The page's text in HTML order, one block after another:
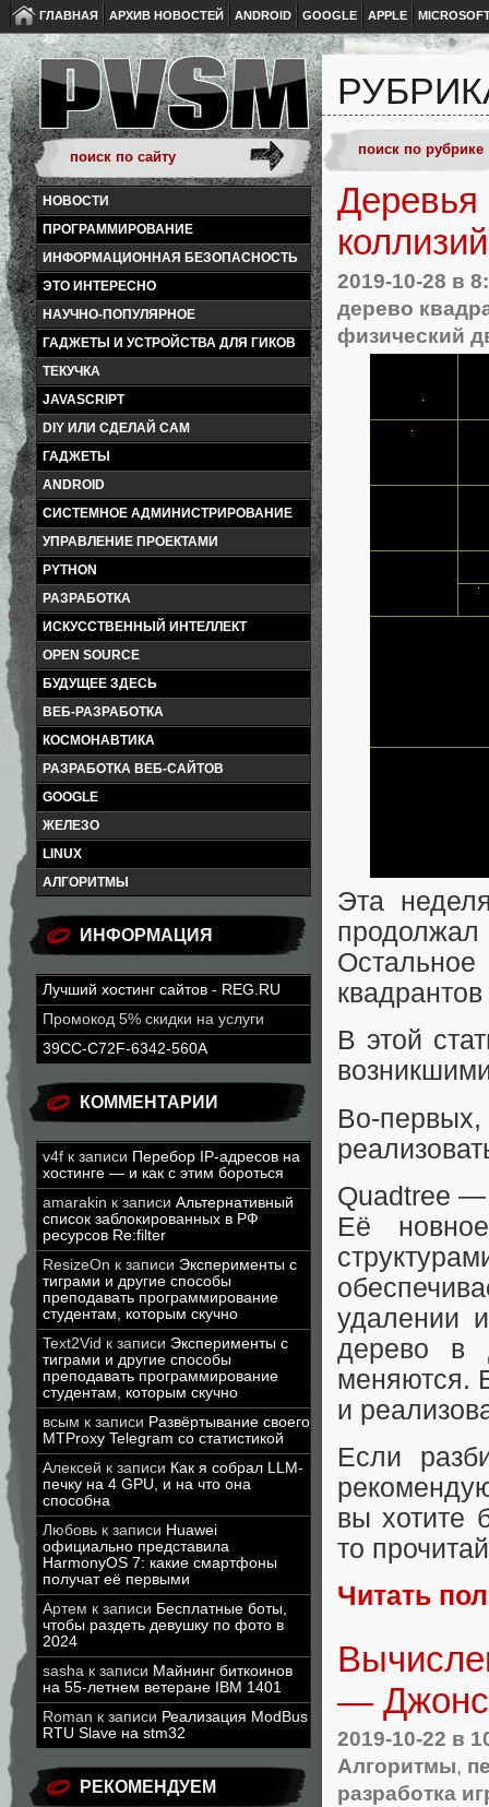
ГЛАВНАЯ АРХИВ НОВОСТЕЙ ANDROID GOOGLE APPLE
НОВОСТИ
ПРОГРАММИРОВАНИЕ
ИНФОРМАЦИОННАЯ БЕЗОПАСНОСТЬ
ЭТО ИНТЕРЕСНО
НАУЧНО-ПОПУЛЯРНОЕ
ГАДЖЕТЫ И УСТРОЙСТВА ДЛЯ ГИКОВ
ТЕКУЧКА
JAVASCRIPT
DIY ИЛИ СДЕЛАЙ САМ
ГАДЖЕТЫ
ANDROID
СИСТЕМНОЕ АДМИНИСТРИРОВАНИЕ
УПРАВЛЕНИЕ ПРОЕКТАМИ
PYTHON
РАЗРАБОТКА
ИСКУССТВЕННЫЙ ИНТЕЛЛЕКТ
OPEN SOURCE
БУДУЩЕЕ ЗДЕСЬ
ВЕБ-РАЗРАБОТКА
КОСМОНАВТИКА
РАЗРАБОТКА ВЕБ-САЙТОВ
GOOGLE
ЖЕЛЕЗО
LINUX
АЛГОРИТМЫ
ИНФОРМАЦИЯ
Лучший хостинг сайтов - REG.RU
Промокод 5% скидки на услуги
39CC-C72F-6342-560A
КОММЕНТАРИИ
v4f к записи Перебор IP-адресов на
хостинге — и как с этим бороться
amarakin к записи Альтернативный
список заблокированных в РФ
ресурсов Re:filter
ResizeOn к записи Эксперименты с
тиграми и другие способы
преподавать программирование
студентам, которым скучно
Text2Vid к записи Эксперименты с
тиграми и другие способы
преподавать программирование
студентам, которым скучно
всым к записи Развёртывание своего
MTProxy Telegram со статистикой
Алексей к записи Как я собрал LLM-
печку на 4 GPU, и на что она
способна
Любовь к записи Huawei
официально представила
HarmonyOS 7: какие смартфоны
получат её первыми
Артем к записи Бесплатные боты,
чтобы раздеть девушку по фото в
2024
sasha к записи Майнинг биткоинов
на 55-летнем ветеране IBM 1401
Roman к записи Реализация ModBus
RTU Slave на stm32
РЕКОМЕНДУЕМ
Деревья
коллизий
2019-10-28 в
дерево
физический
Эта
квадрантов
В этой
Во-
Quadtree
Её
удалении
дерево в
меняются.
и
Если
вы хотите
то
Читать
—
2019-10-22 в
Алгоритмы,
разработка